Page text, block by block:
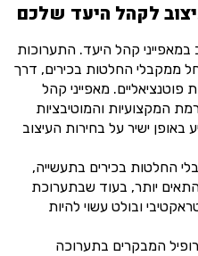
לקהל היעד שלכם
במאפייני קהל היעד. התערוכות
ממקבלי החלטות בכירים, דרך
פוטנציאליים. מאפייני קהל
המקצועיות והמוטיבציות
ישיר על בחירות העיצוב
החלטות בכירים בתעשייה,
יותר, בעוד שבתערוכת
ובולט עשוי להיות
המבקרים בתערוכה